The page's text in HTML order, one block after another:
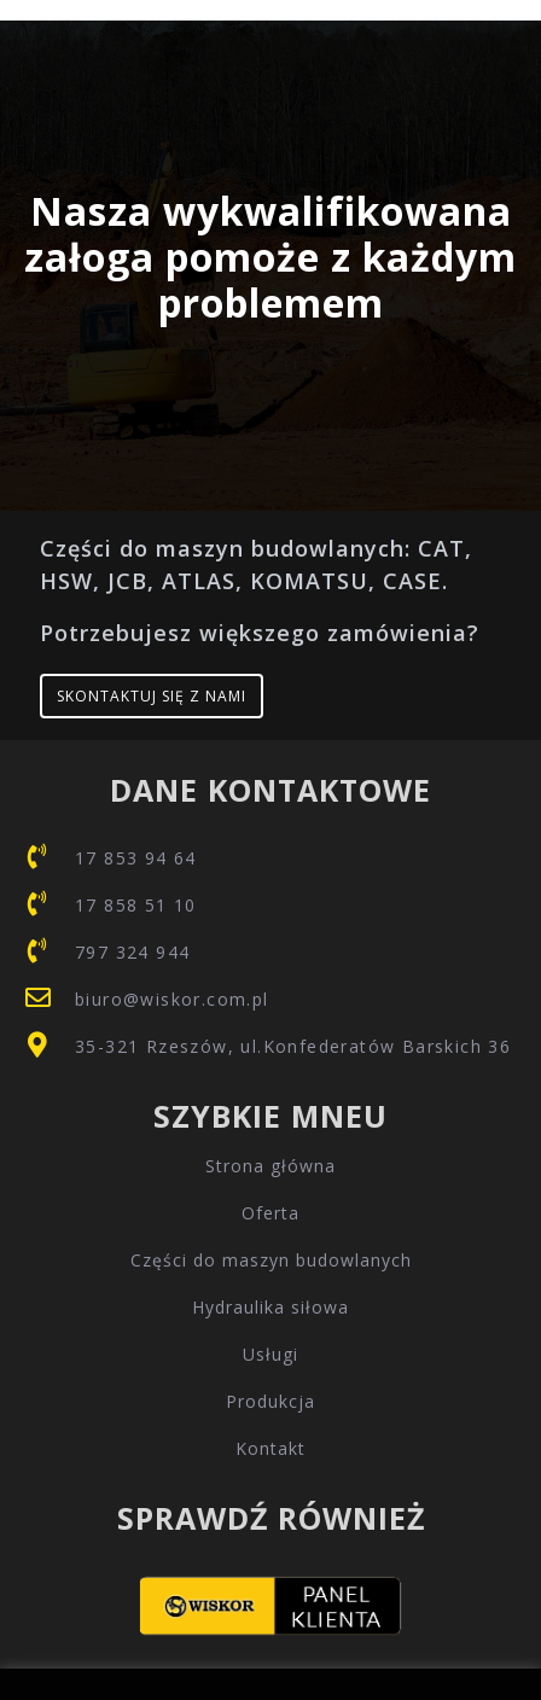
Nasza wykwalifikowana
załoga pomoże z każdym
problemem
Części do maszyn budowlanych: CAT,
HSW, JCB, ATLAS, KOMATSU, CASE.
Potrzebujesz większego zamówienia?
SKONTAKTUJ SIĘ Z NAMI
DANE KONTAKTOWE
17 853 94 64
17 858 51 10
797 324 944
biuro@wiskor.com.pl
35-321 Rzeszów, ul.Konfederatów Barskich 36
SZYBKIE MNEU
Strona główna
Oferta
Części do maszyn budowlanych
Hydraulika siłowa
Usługi
Produkcja
Kontakt
SPRAWDŹ RÓWNIEŻ